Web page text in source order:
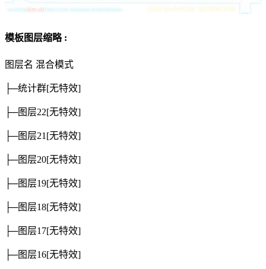
模板图层缩略 :
图层名 混合模式
├─统计群[无特效]
├─图层22[无特效]
├─图层21 [无特效]
├─图层20[无特效]
├─图层19[无特效]
├─图层18[无特效]
├─图层17[无特效]
├─图层16[无特效]